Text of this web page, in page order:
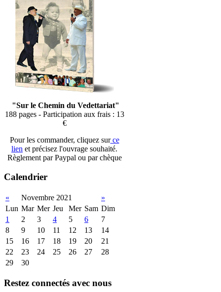
"Sur le Chemin du Vedettariat"
188 pages - Participation aux frais : 13
€
Pour les commander, cliquez surce
lien et précisez l'ouvrage souhaité.
Règlement par Paypal ou par chèque
Calendrier
« Novembre 2021
»
Lun Mar Mer Jeu Mer Sam Dim
1
2 3 4 5 6
7
8
9 10 11 12 13
14
15
16 17 18 19 20
21
22
23 24 25 26 27
28
29
30
Restez connectés avec nous